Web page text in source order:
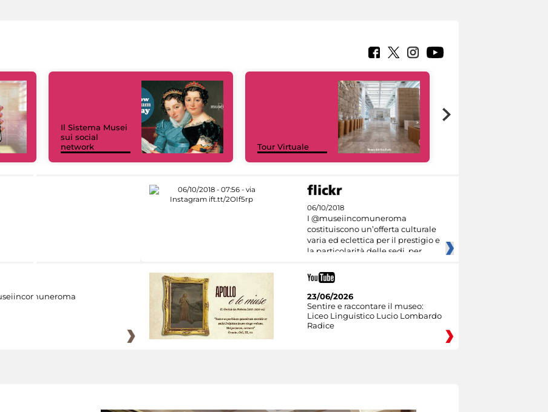
Il Sistema Musei
sui social
network
Tour Virtuale
06/10/2018
I @museiincomuneroma
costituiscono un’offerta culturale
varia ed eclettica per il prestigio e
la particolarità delle sedi, per
23/06/2026
Sentire e raccontare il museo:
Liceo Linguistico Lucio Lombardo
Radice